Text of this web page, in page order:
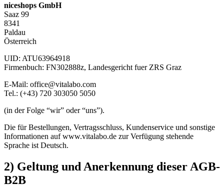
niceshops GmbH
Saaz 99
8341
Paldau
Österreich
UID: ATU63964918
Firmenbuch: FN302888z, Landesgericht fuer ZRS Graz
E-Mail: office@vitalabo.com
Tel.: (+43) 720 303050 5050
(in der Folge “wir” oder “uns”).
Die für Bestellungen, Vertragsschluss, Kundenservice und sonstige
Informationen auf www.vitalabo.de zur Verfügung stehende
Sprache ist Deutsch.
2) Geltung und Anerkennung dieser AGB-
B2B